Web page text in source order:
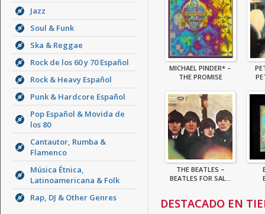
Jazz
Soul & Funk
Ska & Reggae
Rock de los 60 y 70 Español
Rock & Heavy Español
Punk & Hardcore Español
Pop Español & Movida de
los 80
Cantautor, Rumba &
Flamenco
Música Étnica,
Latinoamericana & Folk
Rap, DJ & Other Genres
MICHAEL PINDER* –
THE PROMISE
THE BEATLES –
BEATLES FOR SAL...
DESTACADO EN